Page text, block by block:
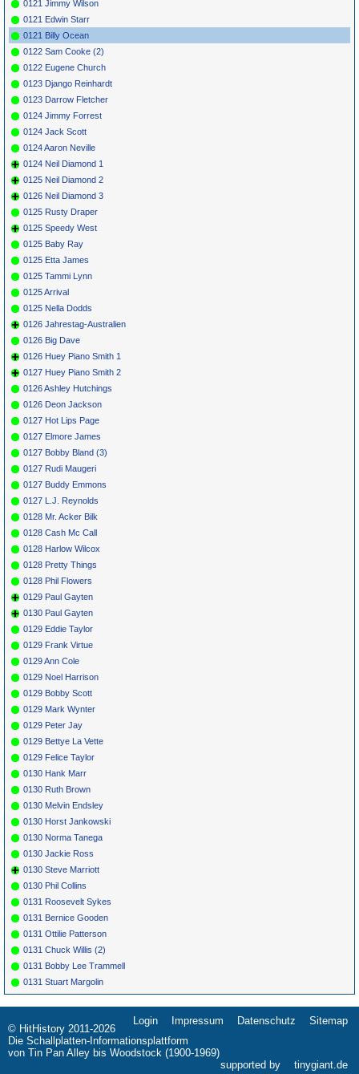
0121 Jimmy Wilson
0121 Edwin Starr
0121 Billy Ocean
0122 Sam Cooke (2)
0122 Eugene Church
0123 Django Reinhardt
0123 Darrow Fletcher
0124 Jimmy Forrest
0124 Jack Scott
0124 Aaron Neville
0124 Neil Diamond 1
0125 Neil Diamond 2
0126 Neil Diamond 3
0125 Rusty Draper
0125 Speedy West
0125 Baby Ray
0125 Etta James
0125 Tammi Lynn
0125 Arrival
0125 Nella Dodds
0126 Jahrestag-Australien
0126 Big Dave
0126 Huey Piano Smith 1
0127 Huey Piano Smith 2
0126 Ashley Hutchings
0126 Deon Jackson
0127 Hot Lips Page
0127 Elmore James
0127 Bobby Bland (3)
0127 Rudi Maugeri
0127 Buddy Emmons
0127 L.J. Reynolds
0128 Mr. Acker Bilk
0128 Cash Mc Call
0128 Harlow Wilcox
0128 Pretty Things
0128 Phil Flowers
0129 Paul Gayten
0130 Paul Gayten
0129 Eddie Taylor
0129 Frank Virtue
0129 Ann Cole
0129 Noel Harrison
0129 Bobby Scott
0129 Mark Wynter
0129 Peter Jay
0129 Bettye La Vette
0129 Felice Taylor
0130 Hank Marr
0130 Ruth Brown
0130 Melvin Endsley
0130 Horst Jankowski
0130 Norma Tanega
0130 Jackie Ross
0130 Steve Marriott
0130 Phil Collins
0131 Roosevelt Sykes
0131 Bernice Gooden
0131 Ottilie Patterson
0131 Chuck Willis (2)
0131 Bobby Lee Trammell
0131 Stuart Margolin
Navigation
überspringen
Login Impressum Datenschutz Sitemap
© HitHistory 2011-2026
Die Schallplatten-Informationsplattform
von Tin Pan Alley bis Woodstock (1900-1969)
supported by
tinygiant.de